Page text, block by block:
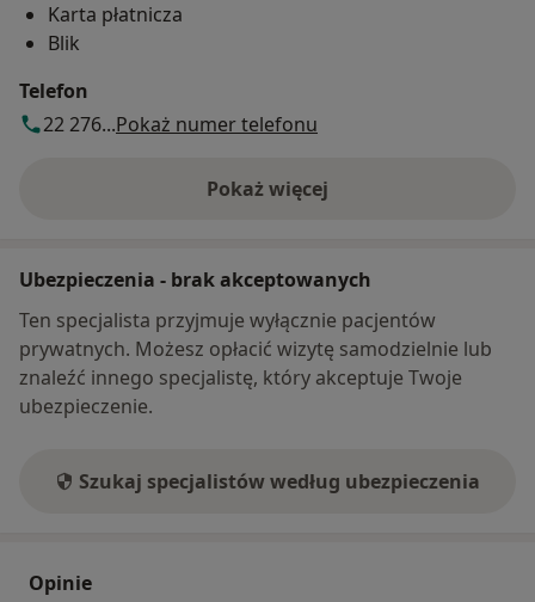
Karta płatnicza
Blik
Telefon
22 276...Pokaż numer telefonu
Pokaż więcej
o adresie
Ubezpieczenia - brak akceptowanych
Ten specjalista przyjmuje wyłącznie pacjentów
prywatnych. Możesz opłacić wizytę samodzielnie lub
znaleźć innego specjalistę, który akceptuje Twoje
ubezpieczenie.
Szukaj specjalistów według ubezpieczenia
Opinie